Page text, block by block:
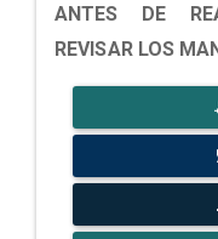
ANTES DE
REVISAR LOS